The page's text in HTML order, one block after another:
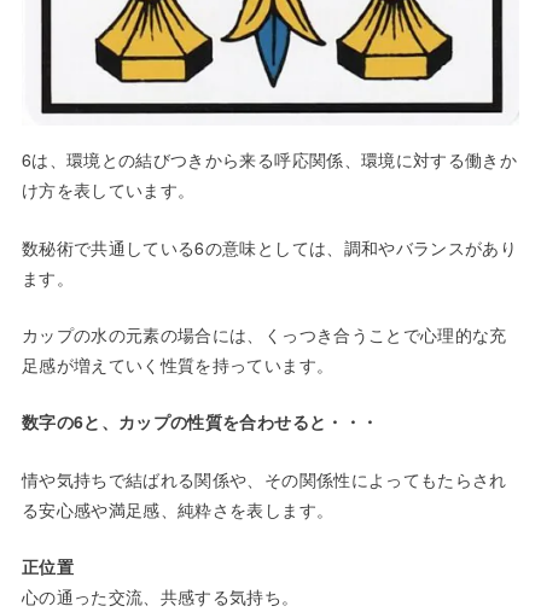
6は、環境との結びつきから来る呼応関係、環境に対する働きか
け方を表しています。
数秘術で共通している6の意味としては、調和やバランスがあり
ます。
カップの水の元素の場合には、くっつき合うことで心理的な充
足感が増えていく性質を持っています。
数字の6と、カップの性質を合わせると・・・
情や気持ちで結ばれる関係や、その関係性によってもたらされ
る安心感や満足感、純粋さを表します。
正位置
心の通った交流、共感する気持ち。